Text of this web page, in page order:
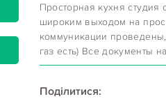
Просторная кухня студия
широким выходом на
коммуникации
газ есть) Все документы
Поділитися: